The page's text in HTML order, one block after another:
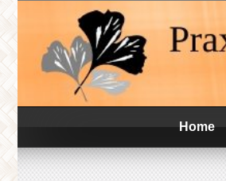
content
Praxis für Naturheilkunde
Home